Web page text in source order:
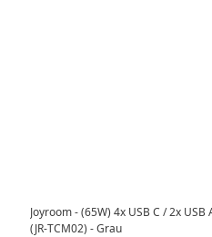
Joyroom - (65W) 4x USB C / 2x
(JR-TCM02) - Grau